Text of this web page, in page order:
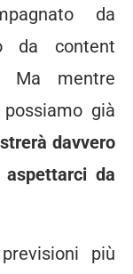
da
da content
mentre
già
davvero
aspettarci da
più